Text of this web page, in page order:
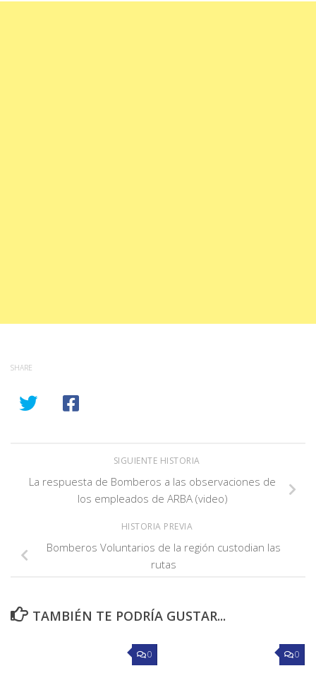
SHARE
SIGUIENTE HISTORIA
La respuesta de Bomberos a las observaciones de
los empleados de ARBA (video)
HISTORIA PREVIA
Bomberos Voluntarios de la región custodian las
rutas
TAMBIÉN TE PODRÍA GUSTAR...
0 0